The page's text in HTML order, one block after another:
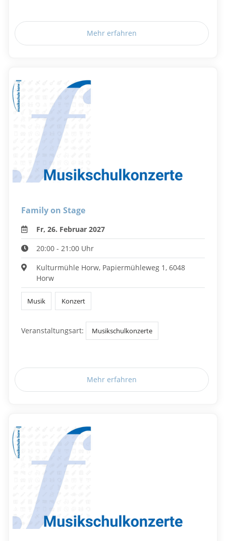
Mehr erfahren
Family on Stage
Fr, 26. Februar 2027
20:00 - 21:00 Uhr
Kulturmühle Horw, Papiermühleweg 1, 6048
Horw
Musik Konzert
Veranstaltungsart: Musikschulkonzerte
Mehr erfahren